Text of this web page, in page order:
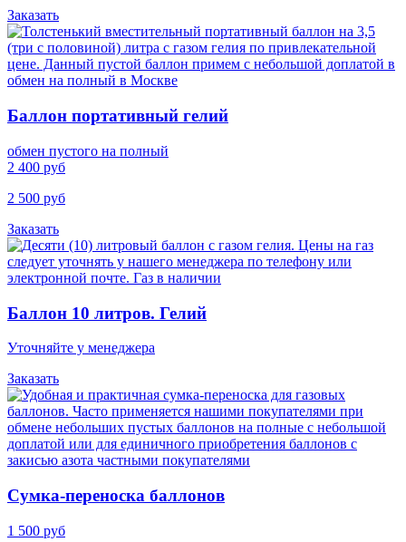
Заказать
Баллон портативный гелий
обмен пустого на полный
2 400 руб
2 500 руб
Заказать
Баллон 10 литров. Гелий
Уточняйте у менеджера
Заказать
Cумка-переноска баллонов
1 500 руб